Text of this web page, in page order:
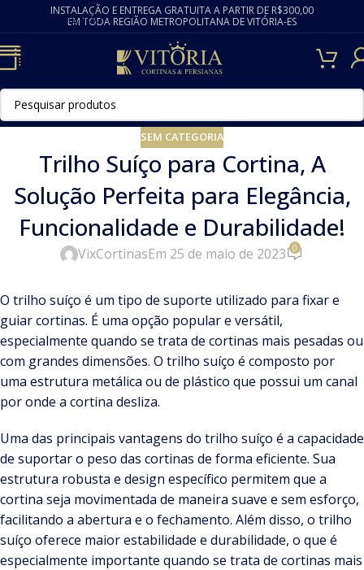
Skip to navigation
Skip to main content
INSTALAÇÃO E ENTREGA GRATUITA A PARTIR DE R$300,00
EM TODA REGIÃO METROPOLITANA DE VITÓRIA-ES
SEM CATEGORIA
Trilho Suíço para Cortina, A
Solução Perfeita para Elegância,
Funcionalidade e Durabilidade!
VixCortinasEm 25 de maio de 2023 0
O trilho suíço é um tipo de suporte utilizado para fixar e
guiar cortinas. É uma opção popular e versátil,
especialmente quando se trata de cortinas mais pesadas ou
com grandes dimensões. O trilho suíço é composto por
uma estrutura metálica ou de plástico que possui um canal
por onde a cortina desliza.
Uma das principais vantagens do trilho suíço é a capacidade
de suportar o peso das cortinas de forma eficiente. Sua
estrutura robusta e design específico permitem que a
cortina seja movimentada de maneira suave e sem esforço,
facilitando a abertura e o fechamento. Além disso, o trilho
suíço oferece maior estabilidade e durabilidade, o que é
especialmente importante quando se trata de cortinas mais